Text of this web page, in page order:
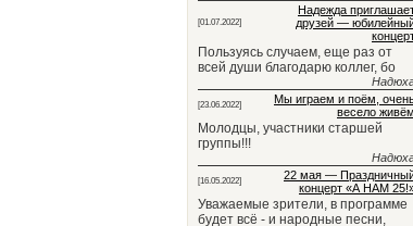
[01.07.2022]
Надежда
друзей —
Пользуясь случаем, еще раз от
всей души благодарю коллег, бо
[23.06.2022]
Мы играем и поём,
весело живём
Молодцы, участники старшей
группы!!!
[16.05.2022]
22 мая —
концерт «А НАМ
Уважаемые зрители, в программе
будет всё - и народные песни,